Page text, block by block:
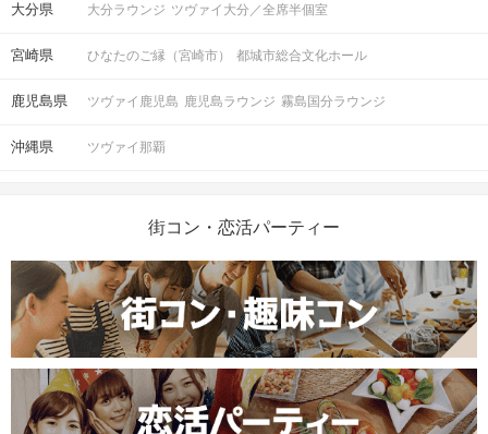
大分県 大分ラウンジ ツヴァイ大分／全席半個室
宮崎県 ひなたのご縁（宮崎市） 都城市総合文化ホール
鹿児島県 ツヴァイ鹿児島 鹿児島ラウンジ 霧島国分ラウンジ
沖縄県 ツヴァイ那覇
街コン・恋活パーティー